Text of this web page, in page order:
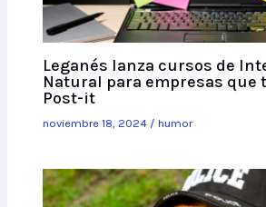
Leganés lanza cursos de
Natural para empresas que
Post-it
noviembre 18, 2024 / humor